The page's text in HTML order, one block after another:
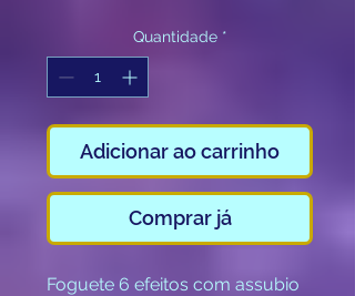
Quantidade *
Adicionar ao carrinho
Comprar já
Foguete 6 efeitos com assubio